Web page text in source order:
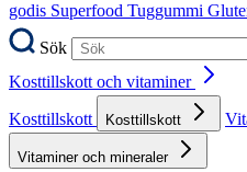
godis Superfood Tuggummi
Sök
Kosttillskott och vitaminer
Kosttillskott
Kosttillskott
Vitaminer och mineraler